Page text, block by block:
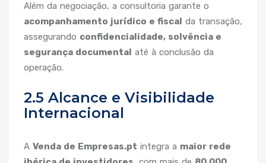
Além da negociação, a consultoria garante o
acompanhamento jurídico e fiscal da transação,
assegurando confidencialidade, solvência e
segurança documental até à conclusão da
operação.
2.5 Alcance e Visibilidade
Internacional
A Venda de Empresas.pt integra a maior rede